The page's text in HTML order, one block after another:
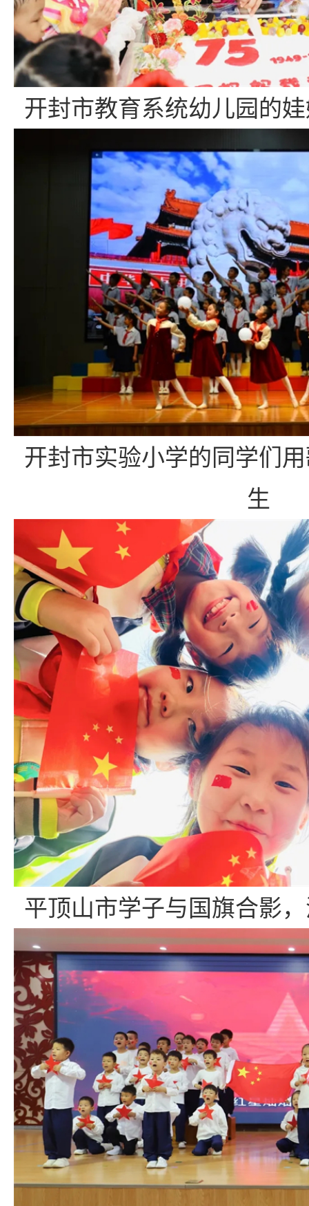
开封市教育系统幼儿园的
开封市实验小学的同学们
生
平顶山市学子与国旗合影